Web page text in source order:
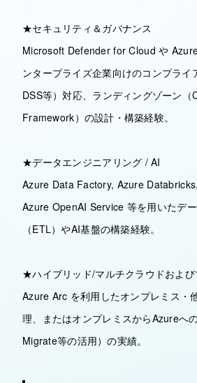
★セキュリティ＆ガバナンス
Microsoft Defender for Cloud や
ンタープライズ企業向けのコンプライ
DSS等）対応、ランディングゾーン
Framework）の設計・構築経験。
★データエンジニアリング / AI
Azure Data Factory, Azure
Azure OpenAI Service 等を用いたデ
（ETL）やAI基盤の構築経験。
★ハイブリッド/マルチクラウドおよ
Azure Arc を利用したオンプレミス・
理、またはオンプレミスからAzureへ
Migrate等の活用）の実績。